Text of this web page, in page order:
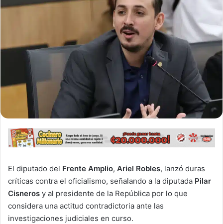
El diputado del Frente Amplio, Ariel Robles, lanzó duras
críticas contra el oficialismo, señalando a la diputada Pilar
Cisneros y al presidente de la República por lo que
considera una actitud contradictoria ante las
investigaciones judiciales en curso.